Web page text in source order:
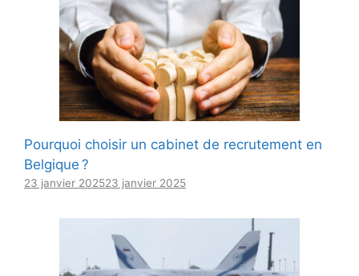
Pourquoi choisir un cabinet de recrutement en
Belgique ?
23 janvier 202523 janvier 2025